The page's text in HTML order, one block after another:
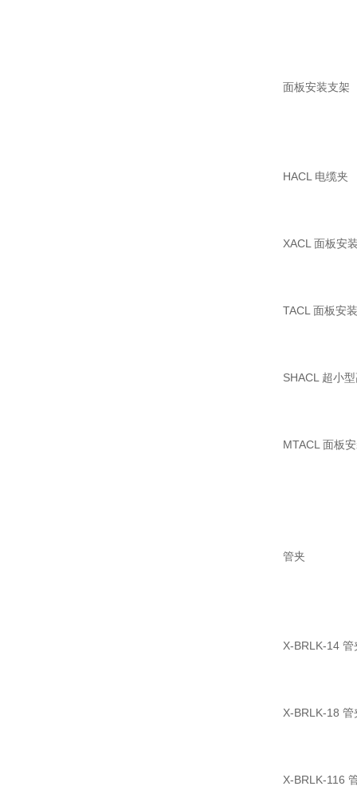
面板安装支架
HACL 电缆夹
XACL 面板安
TACL 面板安
SHACL 超小
MTACL 面板
管夹
X-BRLK-14 管
X-BRLK-18 管
X-BRLK-116